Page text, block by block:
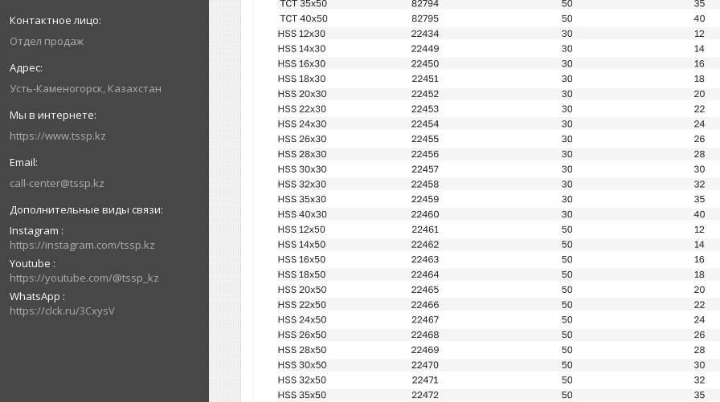
Отдел продаж
Усть-Каменогорск, Казахстан
https://www.tssp.kz
call-center@tssp.kz
Instagram
https://instagram.com/tssp.kz
Youtube
https://youtube.com/@tssp_kz
WhatsApp
https://clck.ru/3CxysV